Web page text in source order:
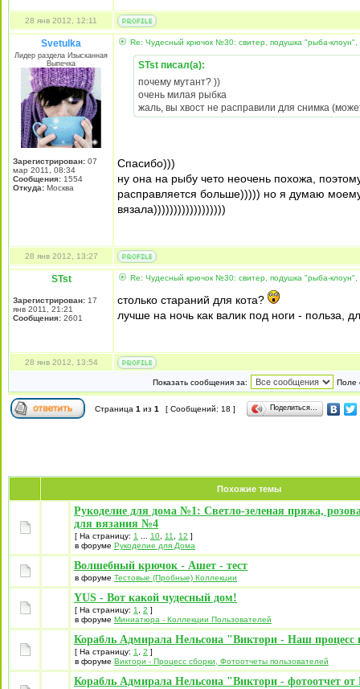
28 янв 2012, 12:11
Svetulka
Лидер раздела Изысканная
Выпечка
Зарегистрирован: 07
мар 2011, 08:34
Сообщения: 1554
Откуда: Москва
Re: Чудесный крючок №30: свитер, подушка "рыба-клоун",
STst писал(а):
почему мутант? ))
очень милая рыбка
жаль, вы хвост не расправили для снимка
Спасибо)))
ну она на рыбу чето неочень похожа,
расправляется больше))))) но я думаю
вязала))))))))))))))))))
28 янв 2012, 13:27
STst
Зарегистрирован: 17
янв 2011, 21:21
Сообщения: 2601
Re: Чудесный крючок №30: свитер, подушка "рыба-клоун",
столько стараний для кота?
лучше на ночь как валик под ноги - польза,
28 янв 2012, 13:54
Показать сообщения за: Поле
Страница 1 из 1 [ Сообщений: 18 ] Поделиться…
Похожие темы
Рукоделие для дома №1: Светло-зеленая пряжа,
для вязания №4
[ На страницу: 1 10 11 12 ]
в форуме Рукоделие для Дома
Волшебный крючок - Ашет - тест
в форуме Тестовые (Пробные) Коллекции
YUS - Вот какой чудесный дом!
[ На страницу: 1 2 ]
в форуме Миниатюра - Коллекции Пользователей
Корабль Адмирала Нельсона "Виктори - Наш процесс
[ На страницу: 1 2 ]
в форуме Виктори - Процесс сборки, Фотоотчеты пользователей
Корабль Адмирала Нельсона "Виктори - фотоотчет от